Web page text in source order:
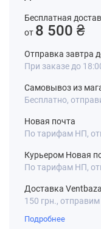
Бесплатная
от 8 500 ₴
Отправка завтра
При заказе до
Самовывоз из
Бесплатно,
Новая почта
По тарифам НП,
Курьером Новая
По тарифам НП,
Доставка
150 грн., отправим
Подробнее